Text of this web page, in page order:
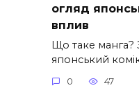
огляд
вплив
Що таке манга?
японський
0 47